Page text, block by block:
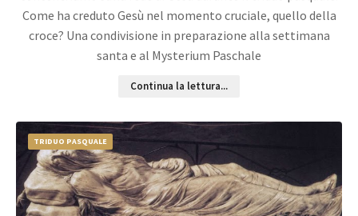
Come ha creduto Gesù nel momento cruciale, quello della
croce? Una condivisione in preparazione alla settimana
santa e al Mysterium Paschale
Continua la lettura...
TRIDUO PASQUALE